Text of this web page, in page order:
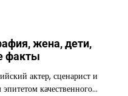
жена, дети,
факты
актер, сценарист и
качественного…